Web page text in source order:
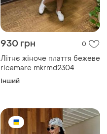
930 грн 0
Літнє жіноче плаття бежеве
ricamare mkrmd2304
Інший